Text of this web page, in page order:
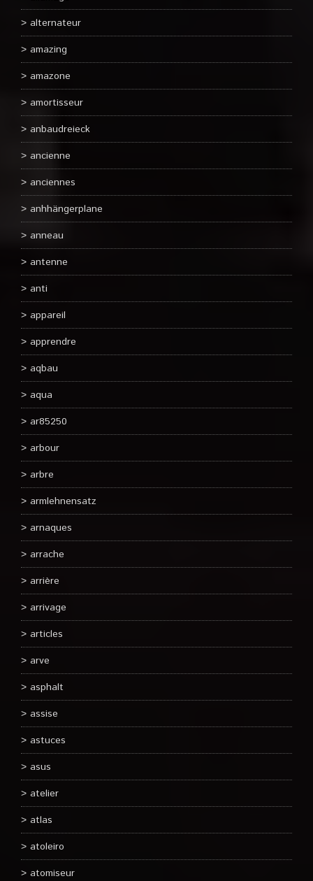
alternateur
amazing
amazone
amortisseur
anbaudreieck
ancienne
anciennes
anhhängerplane
anneau
antenne
anti
appareil
apprendre
aqbau
aqua
ar85250
arbour
arbre
armlehnensatz
arnaques
arrache
arrière
arrivage
articles
arve
asphalt
assise
astuces
asus
atelier
atlas
atoleiro
atomiseur